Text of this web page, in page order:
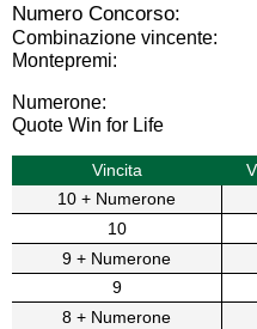
Numero Concorso:
Combinazione vincente:
Montepremi:
Numerone:
Quote Win for Life
Vincita
10 + Numerone
10
9 + Numerone
9
8 + Numerone